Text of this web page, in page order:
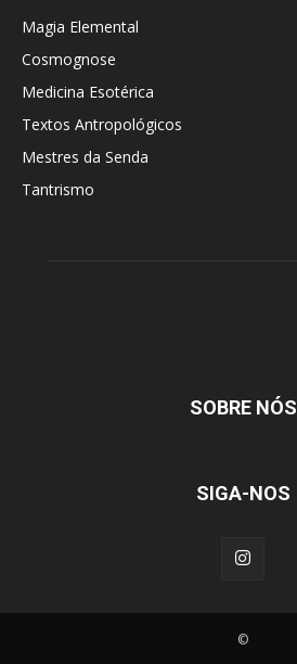
Magia Elemental
Cosmognose
Medicina Esotérica
Textos Antropológicos
Mestres da Senda
Tantrismo
SOBRE NÓS
SIGA-NOS
©